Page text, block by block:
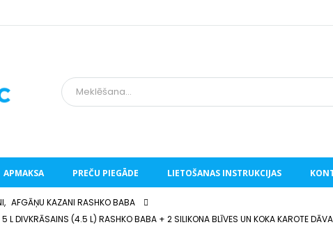
APMAKSA PREČU PIEGĀDE LIETOŠANAS INSTRUKCIJAS
, AFGĀŅU KAZANI RASHKO BABA
L DIVKRĀSAINS (4.5 L) RASHKO BABA + 2 SILIKONA BLĪVES UN KOKA KAROTE